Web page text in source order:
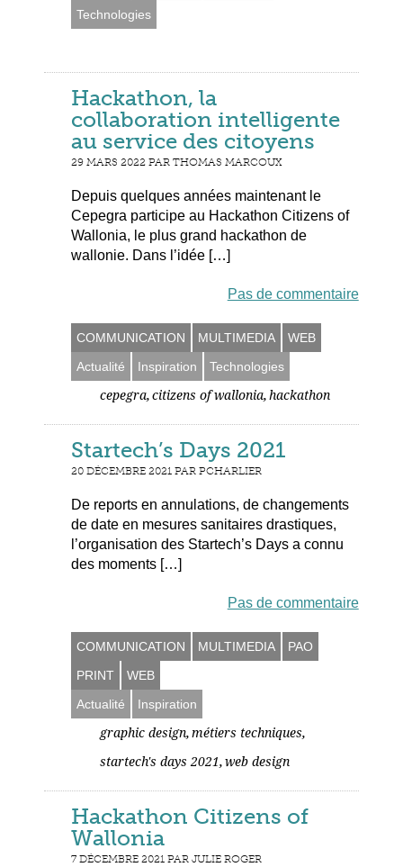
Technologies
Hackathon, la
collaboration intelligente
au service des citoyens
29 MARS 2022 PAR THOMAS MARCOUX
Depuis quelques années maintenant le
Cepegra participe au Hackathon Citizens of
Wallonia, le plus grand hackathon de
wallonie. Dans l’idée […]
Pas de commentaire
COMMUNICATION MULTIMEDIA
WEB
Actualité
Inspiration
Technologies
cepegra, citizens of wallonia, hackathon
Startech’s Days 2021
20 DÉCEMBRE 2021 PAR PCHARLIER
De reports en annulations, de changements
de date en mesures sanitaires drastiques,
l’organisation des Startech’s Days a connu
des moments […]
Pas de commentaire
COMMUNICATION MULTIMEDIA
PAO
PRINT
WEB
Actualité
Inspiration
graphic design, métiers techniques,
startech's days 2021, web design
Hackathon Citizens of
Wallonia
7 DÉCEMBRE 2021 PAR JULIE ROGER